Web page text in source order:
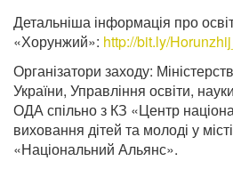
Детальніша інформація про
«Хорунжий»: http://bit.ly/
Організатори заходу:
України, Управління освіти,
ОДА спільно з КЗ «Центр
виховання дітей та молоді у
«Національний Альянс».